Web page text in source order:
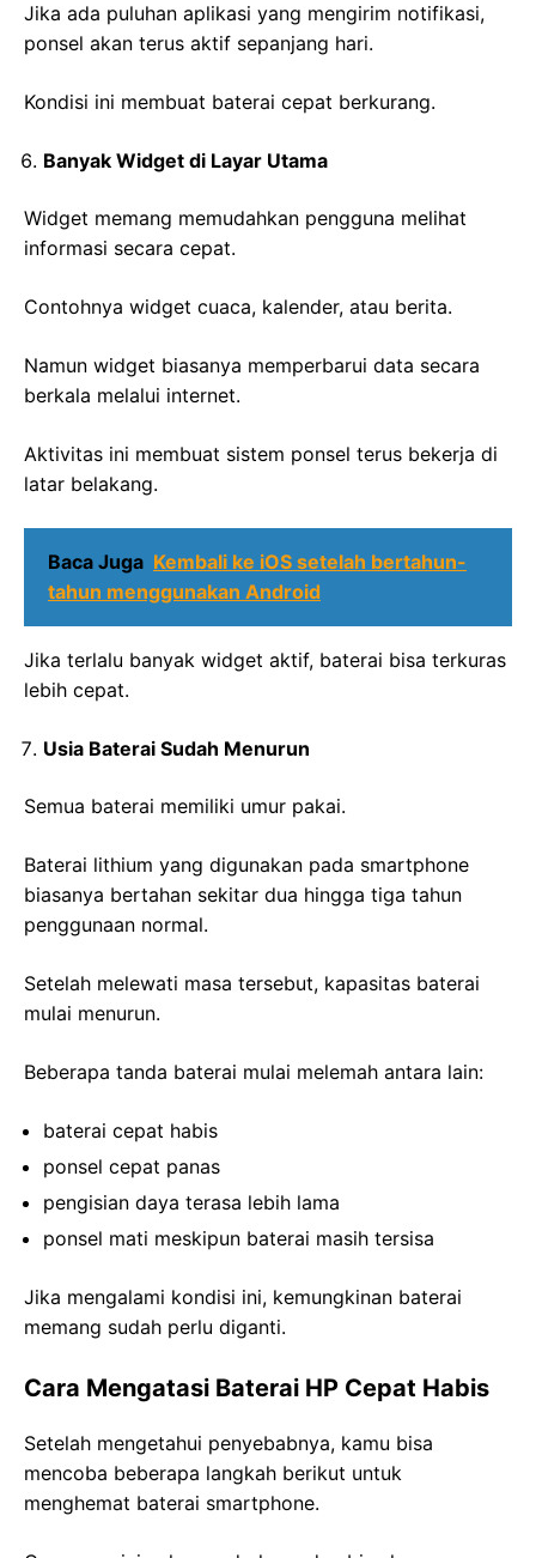
Jika ada puluhan aplikasi yang mengirim notifikasi,
ponsel akan terus aktif sepanjang hari.
Kondisi ini membuat baterai cepat berkurang.
Banyak Widget di Layar Utama
Widget memang memudahkan pengguna melihat
informasi secara cepat.
Contohnya widget cuaca, kalender, atau berita.
Namun widget biasanya memperbarui data secara
berkala melalui internet.
Aktivitas ini membuat sistem ponsel terus bekerja di
latar belakang.
Baca Juga Kembali ke iOS setelah bertahun-
tahun menggunakan Android
Jika terlalu banyak widget aktif, baterai bisa terkuras
lebih cepat.
Usia Baterai Sudah Menurun
Semua baterai memiliki umur pakai.
Baterai lithium yang digunakan pada smartphone
biasanya bertahan sekitar dua hingga tiga tahun
penggunaan normal.
Setelah melewati masa tersebut, kapasitas baterai
mulai menurun.
Beberapa tanda baterai mulai melemah antara lain:
baterai cepat habis
ponsel cepat panas
pengisian daya terasa lebih lama
ponsel mati meskipun baterai masih tersisa
Jika mengalami kondisi ini, kemungkinan baterai
memang sudah perlu diganti.
Cara Mengatasi Baterai HP Cepat Habis
Setelah mengetahui penyebabnya, kamu bisa
mencoba beberapa langkah berikut untuk
menghemat baterai smartphone.